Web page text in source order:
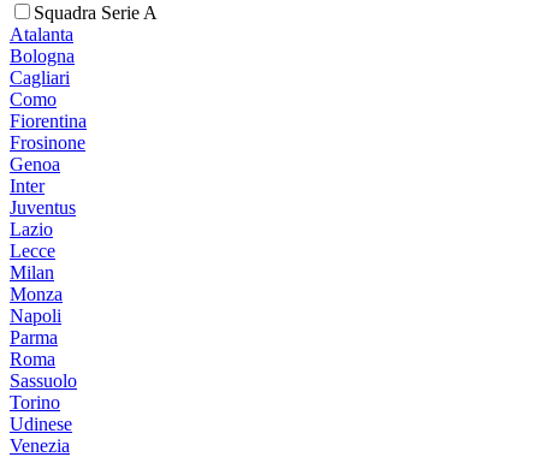
Squadra Serie A
Atalanta
Bologna
Cagliari
Como
Fiorentina
Frosinone
Genoa
Inter
Juventus
Lazio
Lecce
Milan
Monza
Napoli
Parma
Roma
Sassuolo
Torino
Udinese
Venezia